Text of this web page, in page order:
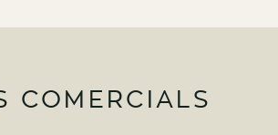
COMERCIALS